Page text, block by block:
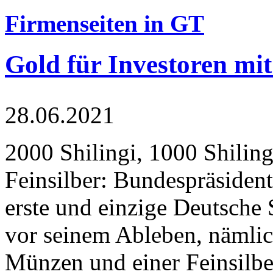
Firmenseiten in GT
Gold für Investoren
28.06.2021
2000 Shilingi, 1000
Feinsilber:
erste und einzige Deutsche
vor seinem Ableben,
Münzen und einer